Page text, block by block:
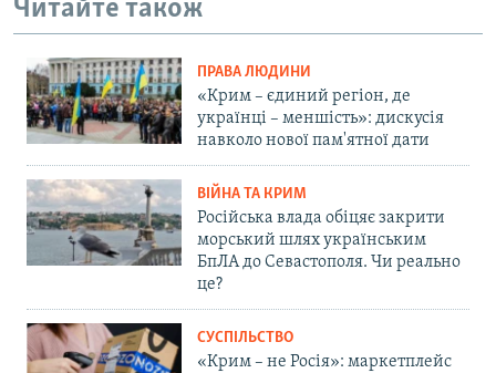
Читайте також
ПРАВА ЛЮДИНИ
«Крим – єдиний регіон, де
українці – меншість»: дискусія
навколо нової пам'ятної дати
ВІЙНА ТА КРИМ
Російська влада обіцяє закрити
морський шлях українським
БпЛА до Севастополя. Чи реально
це?
СУСПІЛЬСТВО
«Крим – не Росія»: маркетплейс